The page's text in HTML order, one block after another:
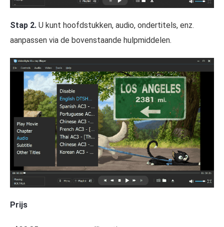
Stap 2. U kunt hoofdstukken, audio, ondertitels, enz.
aanpassen via de bovenstaande hulpmiddelen.
Prijs